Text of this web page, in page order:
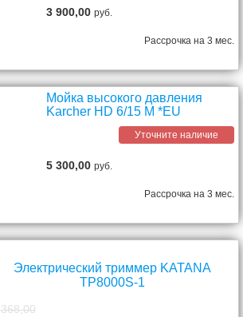
3 900,00руб.
Рассрочка на 3 мес.
Мойка высокого давления
Karcher HD 6/15 M *EU
Уточните наличие
5 300,00руб.
Рассрочка на 3 мес.
Электрический триммер KATANA
TP8000S-1
368,00